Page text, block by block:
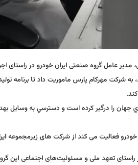
مدیر عامل گروه صنعتی ایران خودرو در راستای
جهان را درگير كرده است و دسترسي به وسايل
فعالیت می کند از شرکت های زیرمجموعه
تعهد ملی و مسئولیت‌های اجتماعی این